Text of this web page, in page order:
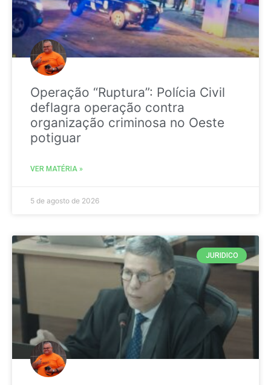
Operação “Ruptura”: Polícia Civil
deflagra operação contra
organização criminosa no Oeste
potiguar
VER MATÉRIA »
5 de agosto de 2026
JURIDICO